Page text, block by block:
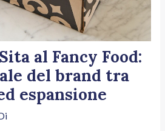
al Fancy Food:
del brand tra
espansione